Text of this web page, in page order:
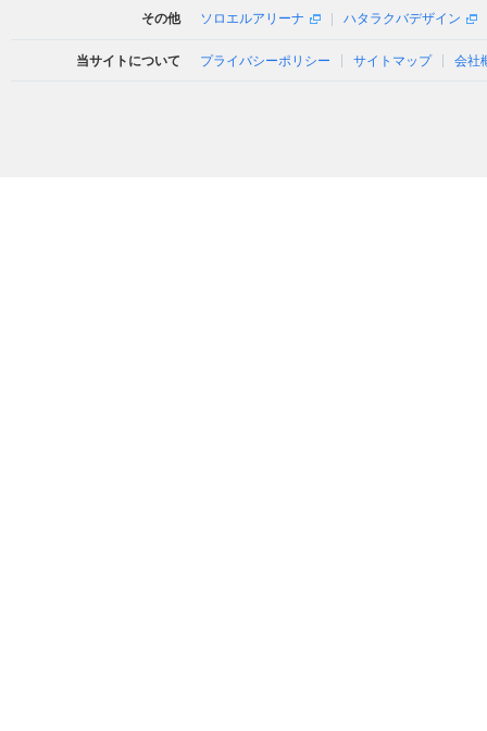
その他 ソロエルアリーナ ハタラクバデザイン
当サイトについて プライバシーポリシー サイトマップ 会社